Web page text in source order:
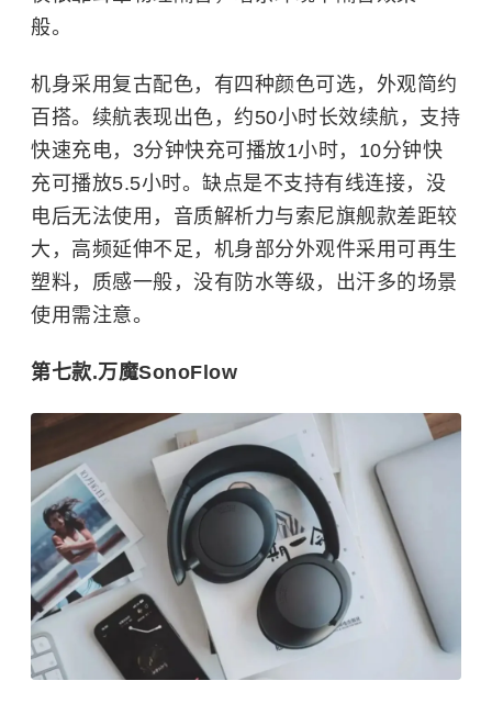
般。
机身采用复古配色，有四种颜色可选，外观简约
百搭。续航表现出色，约50小时长效续航，支持
快速充电，3分钟快充可播放1小时，10分钟快
充可播放5.5小时。缺点是不支持有线连接，没
电后无法使用，音质解析力与索尼旗舰款差距较
大，高频延伸不足，机身部分外观件采用可再生
塑料，质感一般，没有防水等级，出汗多的场景
使用需注意。
第七款.万魔SonoFlow